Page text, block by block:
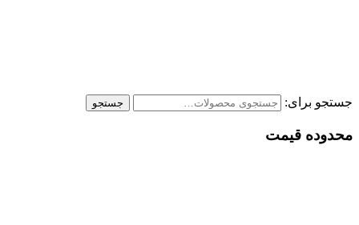
جستجو برای: جستجو
محدوده قیمت